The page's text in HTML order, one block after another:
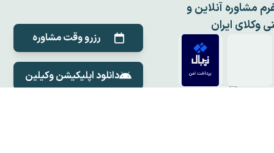
مشاوره آنلاین و
وکلای ایران
رزرو وقت مشاوره
دانلود اپلیکیشن وکیلین